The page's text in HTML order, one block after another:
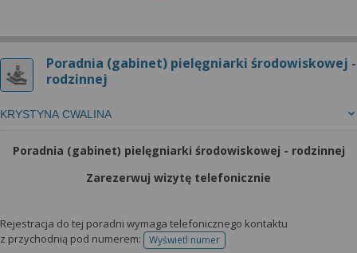
Poradnia (gabinet) pielęgniarki środowiskowej -
rodzinnej
KRYSTYNA CWALINA
Poradnia (gabinet) pielęgniarki środowiskowej - rodzinnej
Zarezerwuj wizytę telefonicznie
Rejestracja do tej poradni wymaga telefonicznego kontaktu
z przychodnią pod numerem:
Wyświetl numertelefonu do rejestracji